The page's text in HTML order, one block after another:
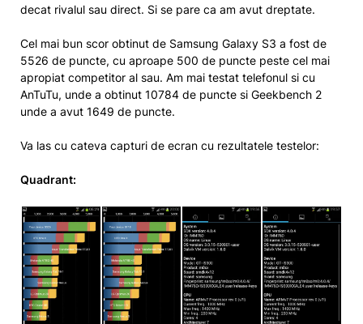
decat rivalul sau direct. Si se pare ca am avut dreptate.
Cel mai bun scor obtinut de Samsung Galaxy S3 a fost de
5526 de puncte, cu aproape 500 de puncte peste cel mai
apropiat competitor al sau. Am mai testat telefonul si cu
AnTuTu, unde a obtinut 10784 de puncte si Geekbench 2
unde a avut 1649 de puncte.
Va las cu cateva capturi de ecran cu rezultatele testelor:
Quadrant: